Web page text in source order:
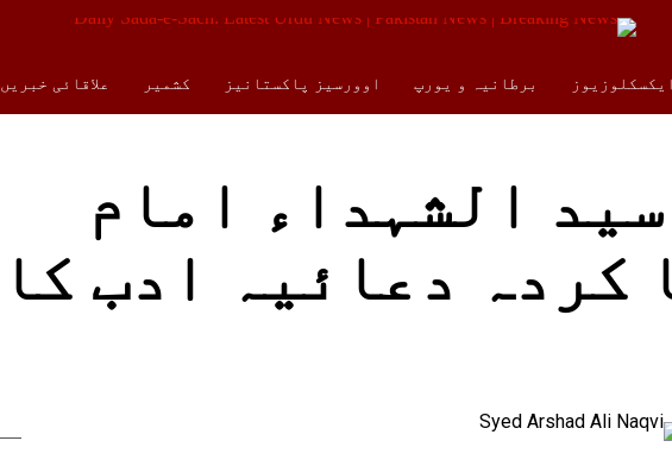
ایکسکلوزیوز برطانیہ و یورپ اوورسیز پاکستانیز کشمیر علاقائی خبریں
الشہداء امام
دعائیہ ادب کا